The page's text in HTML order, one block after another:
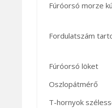
Fúróorsó morze
Fordulatszám
Fúróorsó löket
Oszlopátmérő
T-hornyok